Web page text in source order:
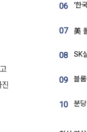
06
07
08
09
10